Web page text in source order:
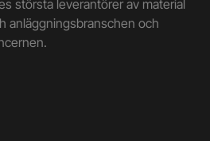
största leverantörer av material
anläggningsbranschen och